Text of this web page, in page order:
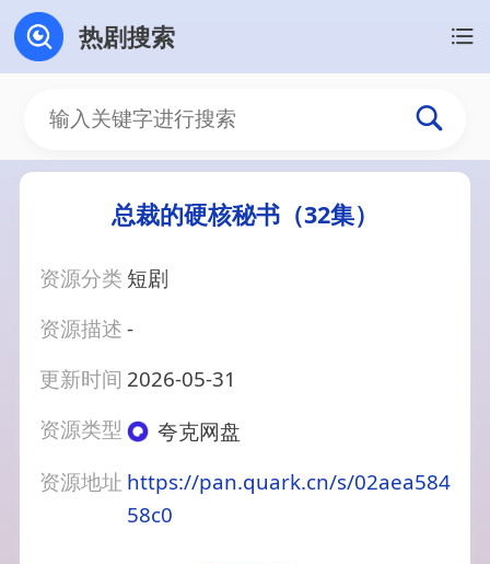
热剧搜索
总裁的硬核秘书（32集）
资源分类 短剧
资源描述-
更新时间 2026-05-31
资源类型
夸克网盘
资源地址 https://pan.quark.cn/s/02aea584
58c0